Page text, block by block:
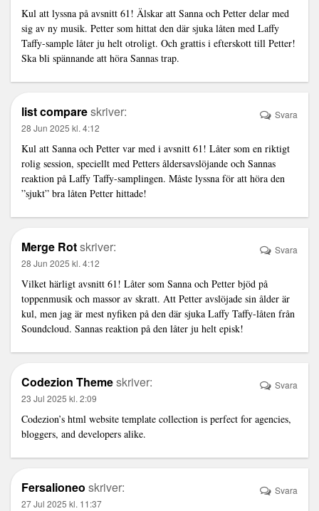
Kul att lyssna på avsnitt 61! Älskar att Sanna och Petter delar med
sig av ny musik. Petter som hittat den där sjuka låten med Laffy
Taffy-sample låter ju helt otroligt. Och grattis i efterskott till Petter!
Ska bli spännande att höra Sannas trap.
list compareskriver:
28 Jun 2025 kl. 4:12
Kul att Sanna och Petter var med i avsnitt 61! Låter som en riktigt
rolig session, speciellt med Petters åldersavslöjande och Sannas
reaktion på Laffy Taffy-samplingen. Måste lyssna för att höra den
”sjukt” bra låten Petter hittade!
Svara
Merge Rotskriver:
28 Jun 2025 kl. 4:12
Vilket härligt avsnitt 61! Låter som Sanna och Petter bjöd på
toppenmusik och massor av skratt. Att Petter avslöjade sin ålder är
kul, men jag är mest nyfiken på den där sjuka Laffy Taffy-låten från
Soundcloud. Sannas reaktion på den låter ju helt episk!
Svara
Codezion Themeskriver:
23 Jul 2025 kl. 2:09
Codezion’s html website template collection is perfect for agencies,
bloggers, and developers alike.
Svara
Fersalioneo skriver:
27 Jul 2025 kl. 11:37
Svara